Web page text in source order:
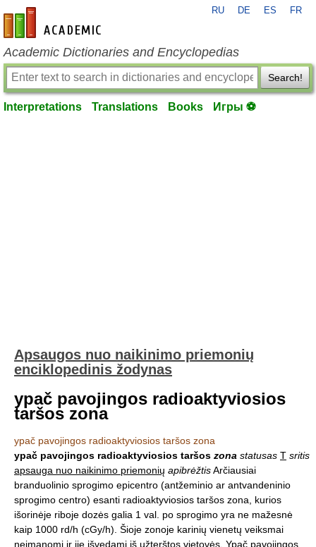
en-academic.com
RU DE ES FR
Academic Dictionaries and Encyclopedias
Search!
Interpretations Translations Books Игры ⚽
Apsaugos nuo naikinimo priemonių
enciklopedinis žodynas
ypač pavojingos radioaktyviosios
taršos zona
ypač pavojingos radioaktyviosios taršos zona
ypač pavojingos radioaktyviosios taršos zona statusas T sritis
apsauga nuo naikinimo priemonių apibrėžtisArčiausiai
branduolinio sprogimo epicentro (antžeminio ar antvandeninio
sprogimo centro) esanti radioaktyviosios taršos zona, kurios
išorinėje riboje dozės galia 1 val. po sprogimo yra ne mažesnė
kaip 1000 rd/h (cGy/h). Šioje zonoje karinių vienetų veiksmai
neįmanomi ir jie išvedami iš užterštos vietovės. Ypač pavojingos